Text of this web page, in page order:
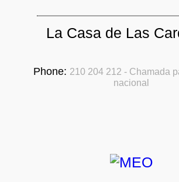
La Casa de Las
Phone: 210 204 212 - Chamada
nacional